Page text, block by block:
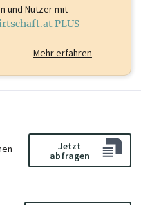
und Nutzer mit
PLUS
Mehr erfahren
Jetzt
abfragen